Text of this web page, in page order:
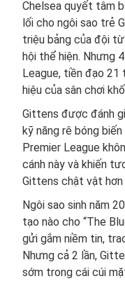
Chelsea quyết tâm
lối cho ngôi sao trẻ
triệu bảng của đội
hội thể hiện. Nhưng
League, tiền đạo 21
hiệu của sân chơi
Gittens được đánh
kỹ năng rê bóng
Premier League
cánh này và khiến
Gittens chật vật hơn
Ngôi sao sinh năm
tạo nào cho “The
gửi gắm niềm tin,
Nhưng cả 2 lần,
sớm trong cái cúi